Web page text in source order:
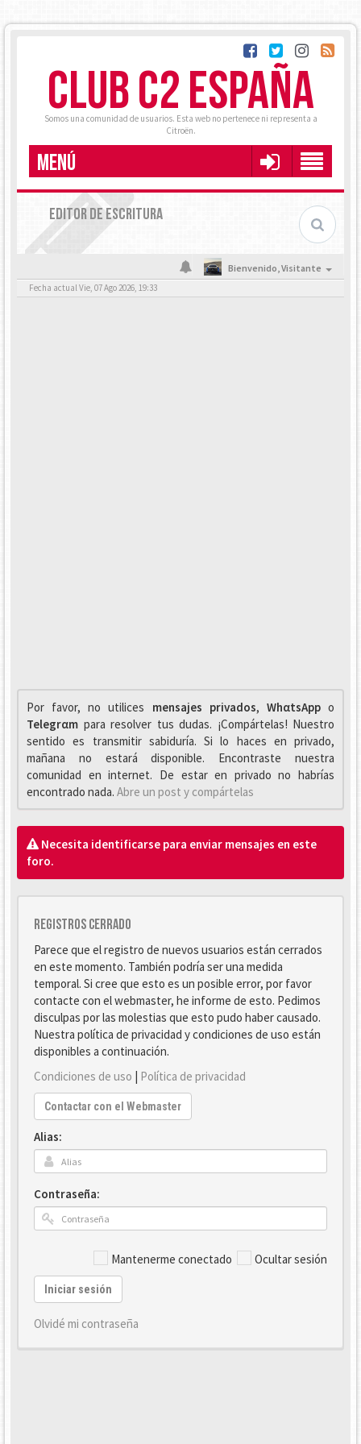
CLUB C2 ESPAÑA
Somos una comunidad de usuarios. Esta web no pertenece ni representa a
Citroën.
MENÚ
EDITOR DE ESCRITURA
Bienvenido,Visitante
Fecha actual Vie, 07 Ago 2026, 19:33
Por favor, no utilices mensajes privados, WhαtsAppo
Telegrαm para resolver tus dudas. ¡Compártelas! Nuestro
sentido es transmitir sabiduría. Si lo haces en privado,
mañana no estará disponible. Encontraste nuestra
comunidad en internet. De estar en privado no habrías
encontrado nada. Abre un post y compártelas
Necesita identificarse para enviar mensajes en este
foro.
Registros cerrado
Parece que el registro de nuevos usuarios están cerrados
en este momento. También podría ser una medida
temporal. Si cree que esto es un posible error, por favor
contacte con el webmaster, he informe de esto. Pedimos
disculpas por las molestias que esto pudo haber causado.
Nuestra política de privacidad y condiciones de uso están
disponibles a continuación.
Condiciones de uso | Política de privacidad
Contactar con el Webmaster
Alias:
Contraseña:
Mantenerme conectado Ocultar sesión
Iniciar sesión
Olvidé mi contraseña